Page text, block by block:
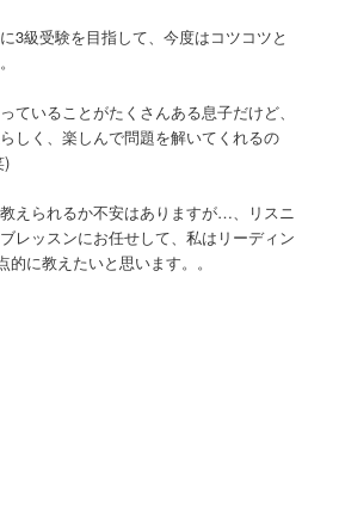
3級受験を目指して、今度はコツコツと
ていることがたくさんある息子だけど、
しく、楽しんで問題を解いてくれるの
)
えられるか不安はありますが…、リスニ
レッスンにお任せして、私はリーディン
に教えたいと思います。。